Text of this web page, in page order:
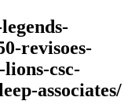
revisoes-
csc-
associates/